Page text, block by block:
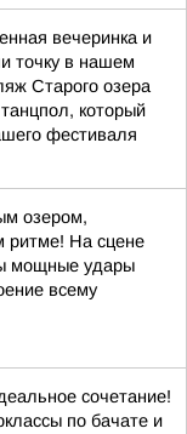
вечеринка и
точку в нашем
Старого озера
который
фестиваля
озером,
ритме! На сцене
мощные удары
всему
сочетание!
по бачате и